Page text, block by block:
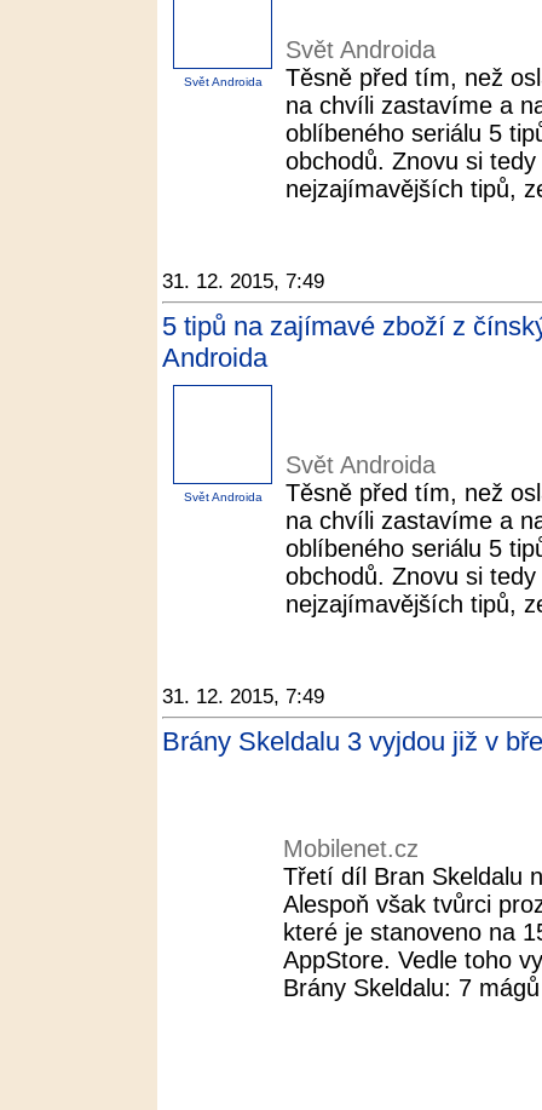
Svět Androida
Svět Androida
Těsně před tím, než
na chvíli zastavíme a
oblíbeného seriálu 5
obchodů. Znovu si
nejzajímavějších tipů,
31. 12. 2015, 7:49
5 tipů na zajímavé zboží z
Androida
Svět Androida
Svět Androida
Těsně před tím, než
na chvíli zastavíme a
oblíbeného seriálu 5
obchodů. Znovu si
nejzajímavějších tipů,
31. 12. 2015, 7:49
Brány Skeldalu 3 vyjdou již v
Mobilenet.cz
Třetí díl Bran Skeldalu
Alespoň však tvůrci
které je stanoveno na
AppStore. Vedle toho
Brány Skeldalu: 7